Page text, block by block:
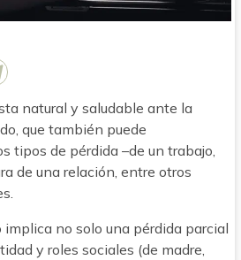
natural y saludable ante la
que también puede
tipos de pérdida –de un trabajo,
de una relación, entre otros
implica no solo una pérdida parcial
y roles sociales (de madre,